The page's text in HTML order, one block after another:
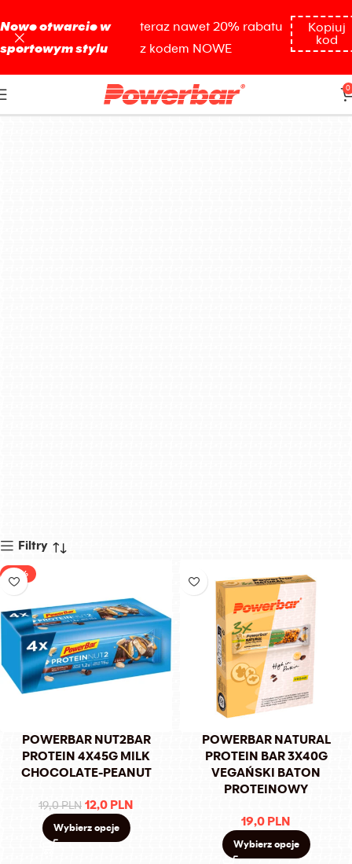
0
zestaw
Filtry
-37%
POWERBAR NUT2BAR
PROTEIN 4X45G MILK
CHOCOLATE-PEANUT
19,0PLN 12,0 PLN
Wybierz opcje
POWERBAR NATURAL
PROTEIN BAR 3X40G
VEGAŃSKI BATON
PROTEINOWY
19,0 PLN
Wybierz opcje
Nowe otwarcie w
sportowym stylu
teraz nawet 20% rabatu
z kodem NOWE
Kopiuj
kod